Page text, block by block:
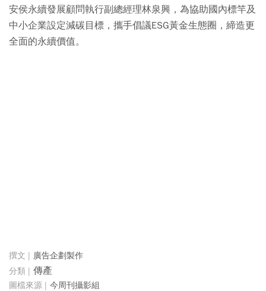
安侯永續發展顧問執行副總經理林泉興，為協助國內標竿及
中小企業設定減碳目標，攜手倡議ESG黃金生態圈，締造更
全面的永續價值。
廣告企劃製作
傳產
今周刊攝影組